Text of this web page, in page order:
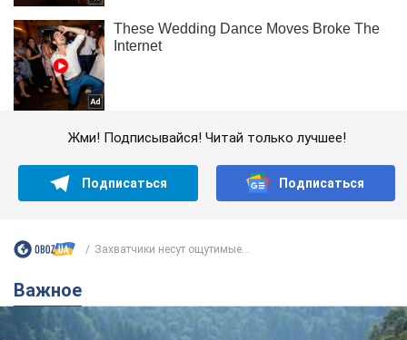
Жми! Подписывайся! Читай только лучшее!
Подписаться Подписаться
Захватчики несут ощутимые...
Важное